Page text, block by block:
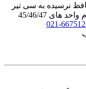
نرسیده به سی تیر
45/46/47
021-